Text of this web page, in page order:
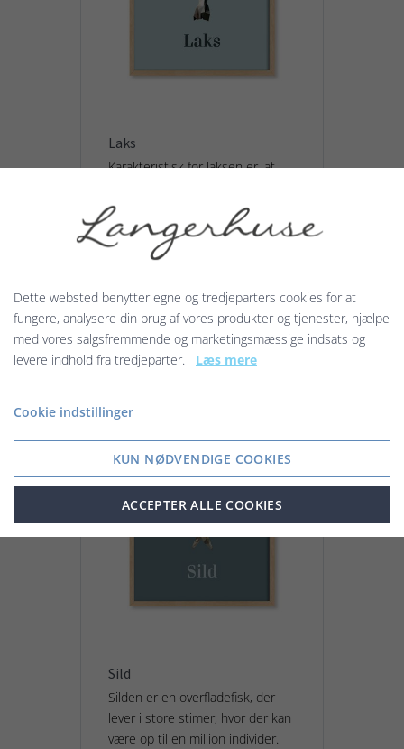
Laks
Karakteristisk for laksen er, at
levevis ændrer sig flere gange i
løbet af dens liv...
Vis produkt
Sild
Silden er en overfladefisk, der
lever i store stimer, hvor der kan
være op til en million individer.
Dette websted benytter egne og tredjeparters cookies for at
fungere, analysere din brug af vores produkter og tjenester, hjælpe
med vores salgsfremmende og marketingsmæssige indsats og
levere indhold fra tredjeparter. Læs mere
Cookie indstillinger
KUN NØDVENDIGE COOKIES
ACCEPTER ALLE COOKIES